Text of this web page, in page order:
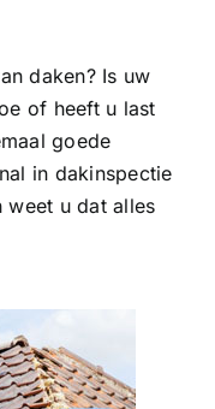
daken? Is uw
of heeft u last
goede
in dakinspectie
weet u dat alles